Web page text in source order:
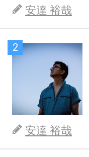
安達 裕哉
2
安達 裕哉